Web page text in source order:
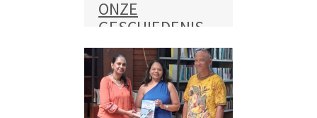
ONZE
GESCHIEDENIS
BOEKPRESENTATIE
“MODEKA 13036”,
EEN BOEIENDE BLIK
OP EEN